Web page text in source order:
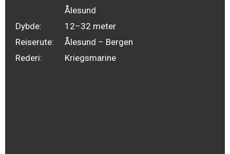
Ålesund
Dybde:
12–32 meter
Reiserute:
Ålesund – Bergen
Rederi:
Kriegsmarine